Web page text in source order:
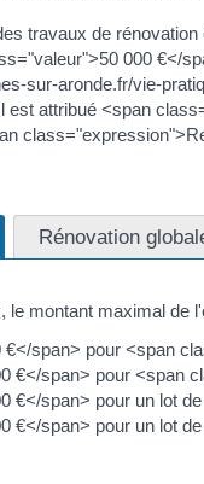
travaux de
000 €</
sur-aronde.fr/vie-
est attribué <span
Rénovation
le montant maximal de
span> pour <span
€</span> pour <span
€</span> pour un lot
€</span> pour un lot